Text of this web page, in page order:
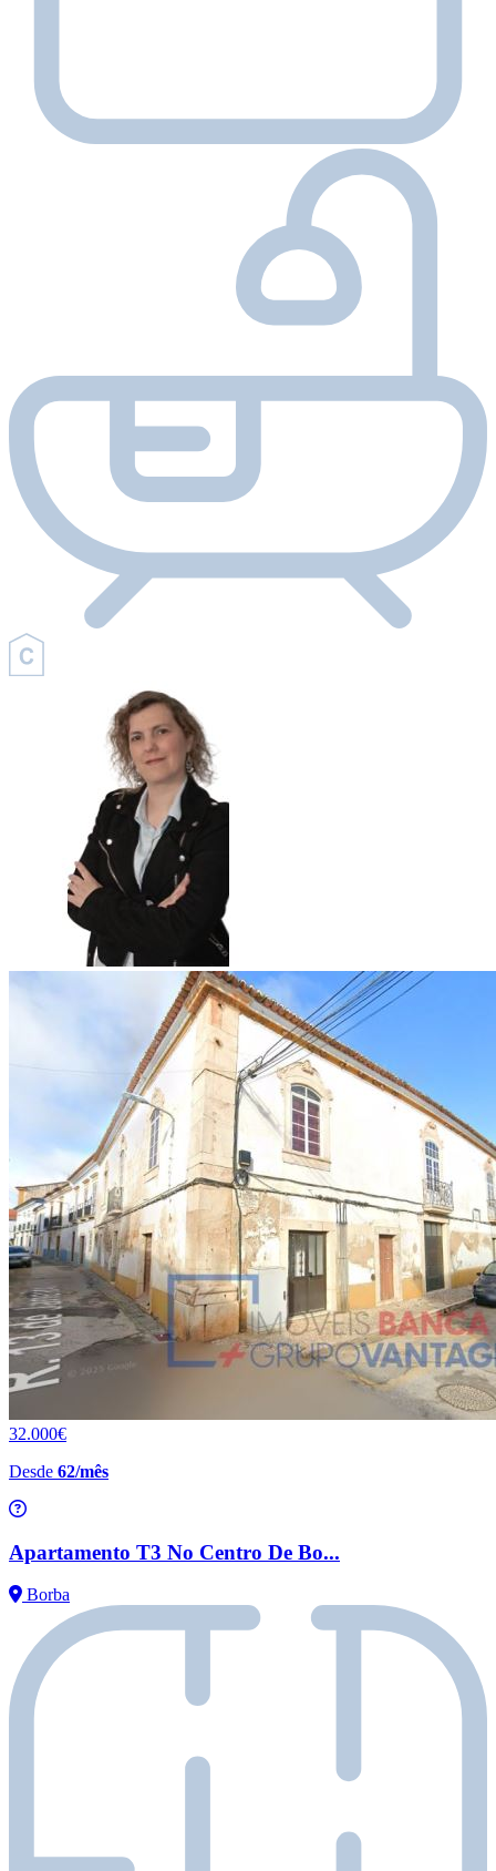
32.000€
Desde 62/mês
Apartamento T3 No Centro De Bo...
Borba